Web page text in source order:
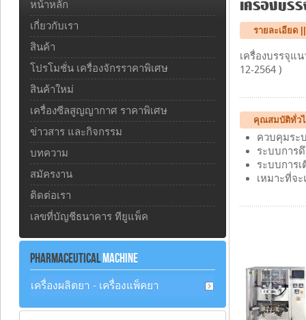
เครื่องบร
รายละเอียด
เครื่องบรรจุแ
12-2564 )
คุณสมบัติทั่วไ
ควบคุมระ
ระบบการ
ระบบการ
เหมาะที่จ
หน้าหลัก
เกี่ยวกับเรา
สินค้า
โปรโมชั่น เครื่องจักรราคาพิเศษ
สินค้าใหม่
เครื่องซีลสูญญากาศ ราคาพิเศษ
ข่าวสาร และกิจกรรม
บทความ
สมัครงาน
ติดต่อเรา
เลขที่บัญชีธนาคาร ทียูแพ็ค
PHARMACEUTICALMACHINE
เครื่องผลิตยา - เครื่องแพ็คยา